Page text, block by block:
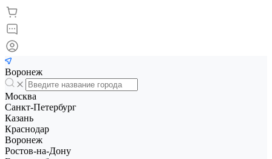
Воронеж
Москва
Санкт-Петербург
Казань
Краснодар
Воронеж
Ростов-на-Дону